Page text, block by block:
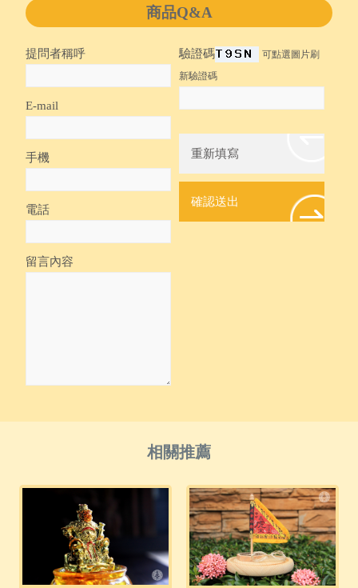
商品Q&A
提問者稱呼
E-mail
手機
電話
留言內容
驗證碼
可點選圖片刷
新驗證碼